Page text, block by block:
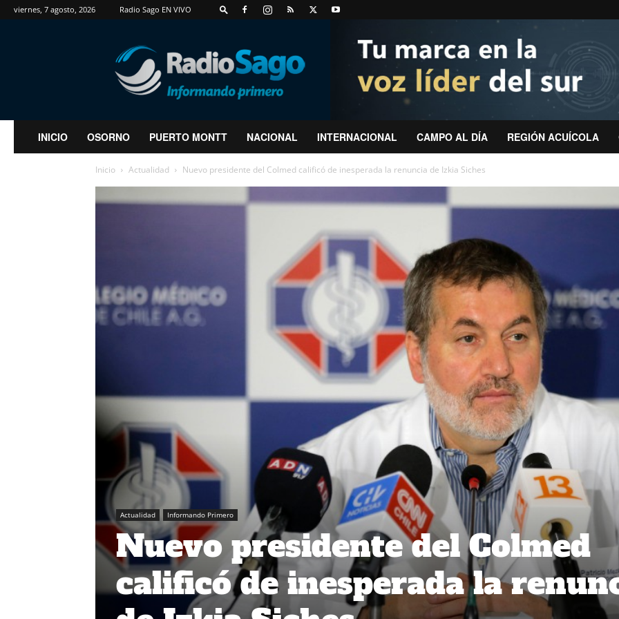
viernes, 7 agosto, 2026 Radio Sago EN VIVO
RadioSago
INICIO OSORNO PUERTO MONTT NACIONAL INTERNACIONAL CAMPO AL DÍA REGIÓN ACUÍCOLA
Inicio Actualidad Nuevo presidente del Colmed calificó de inesperada la renuncia de Izkia Siches
Actualidad Informando Primero
Nuevo presidente del Colmed
calificó de inesperada la